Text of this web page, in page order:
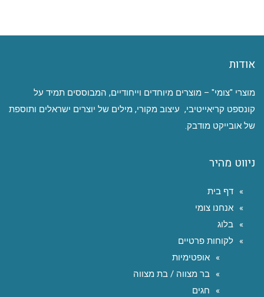
אודות
מוצרי "צומי" – מוצרים מיוחדים וייחודיים, המבוססים תמיד על
קונספט קריאייטיבי, עיצוב מקורי, מילים של יוצרים ישראלים ותוספת
של אובייקט מודבק.
ניווט מהיר
דף בית
אנחנו צומי
בלוג
לקוחות פרטיים
אופטימיות
בר מצווה / בת מצווה
חגים